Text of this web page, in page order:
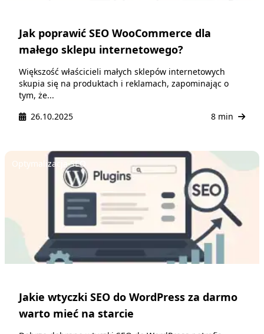
Jak poprawić SEO WooCommerce dla
małego sklepu internetowego?
Większość właścicieli małych sklepów internetowych
skupia się na produktach i reklamach, zapominając o
tym, że...
26.10.2025
8 min
Optymalizacja SEO
Jakie wtyczki SEO do WordPress za darmo
warto mieć na starcie